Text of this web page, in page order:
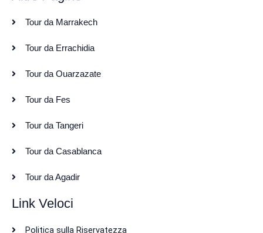
Tour da Marrakech
Tour da Errachidia
Tour da Ouarzazate
Tour da Fes
Tour da Tangeri
Tour da Casablanca
Tour da Agadir
Link Veloci
Politica sulla Riservatezza